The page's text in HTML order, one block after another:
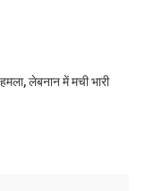
लेबनान में मची भारी